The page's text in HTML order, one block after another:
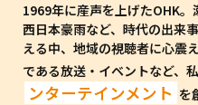
1969年に産声を上げたOHK。
西日本豪雨など、時代の出来
える中、地域の視聴者に心震
である放送・イベントなど、
ンターテインメント を